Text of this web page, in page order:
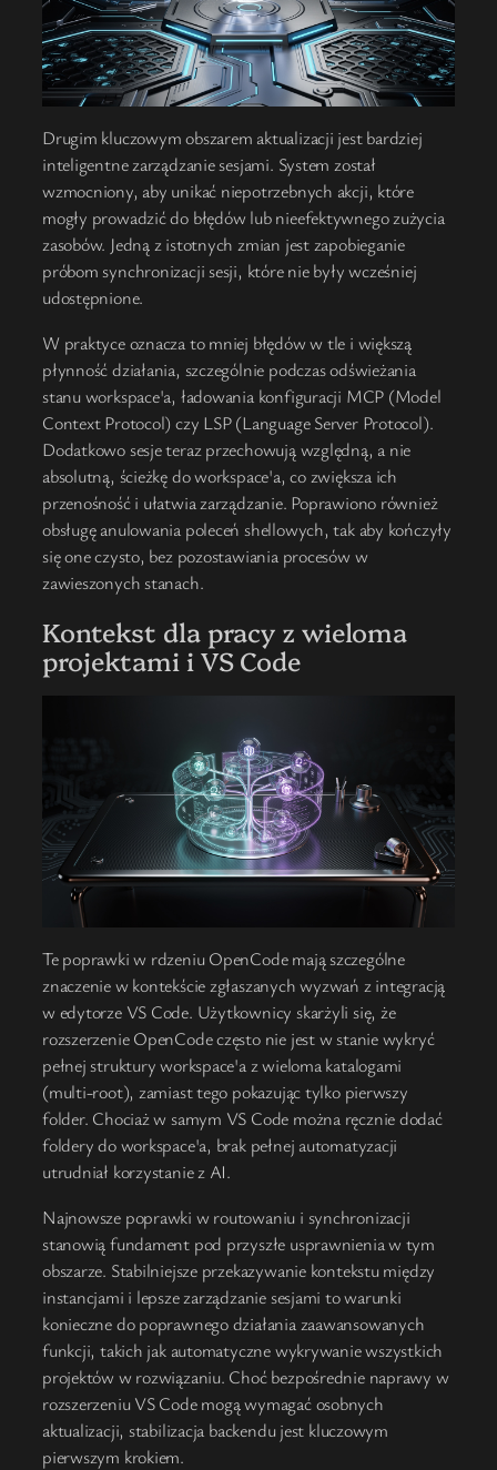
Drugim kluczowym obszarem aktualizacji jest bardziej
inteligentne zarządzanie sesjami. System został
wzmocniony, aby unikać niepotrzebnych akcji, które
mogły prowadzić do błędów lub nieefektywnego zużycia
zasobów. Jedną z istotnych zmian jest zapobieganie
próbom synchronizacji sesji, które nie były wcześniej
udostępnione.
W praktyce oznacza to mniej błędów w tle i większą
płynność działania, szczególnie podczas odświeżania
stanu workspace'a, ładowania konfiguracji MCP (Model
Context Protocol) czy LSP (Language Server Protocol).
Dodatkowo sesje teraz przechowują względną, a nie
absolutną, ścieżkę do workspace'a, co zwiększa ich
przenośność i ułatwia zarządzanie. Poprawiono również
obsługę anulowania poleceń shellowych, tak aby kończyły
się one czysto, bez pozostawiania procesów w
zawieszonych stanach.
Kontekst dla pracy z wieloma
projektami i VS Code
Te poprawki w rdzeniu OpenCode mają szczególne
znaczenie w kontekście zgłaszanych wyzwań z integracją
w edytorze VS Code. Użytkownicy skarżyli się, że
rozszerzenie OpenCode często nie jest w stanie wykryć
pełnej struktury workspace'a z wieloma katalogami
(multi-root), zamiast tego pokazując tylko pierwszy
folder. Chociaż w samym VS Code można ręcznie dodać
foldery do workspace'a, brak pełnej automatyzacji
utrudniał korzystanie z AI.
Najnowsze poprawki w routowaniu i synchronizacji
stanowią fundament pod przyszłe usprawnienia w tym
obszarze. Stabilniejsze przekazywanie kontekstu między
instancjami i lepsze zarządzanie sesjami to warunki
konieczne do poprawnego działania zaawansowanych
funkcji, takich jak automatyczne wykrywanie wszystkich
projektów w rozwiązaniu. Choć bezpośrednie naprawy w
rozszerzeniu VS Code mogą wymagać osobnych
aktualizacji, stabilizacja backendu jest kluczowym
pierwszym krokiem.